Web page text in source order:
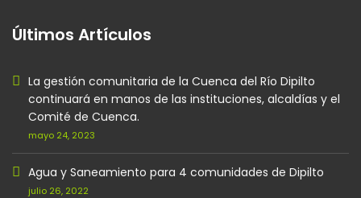
Últimos Artículos
La gestión comunitaria de la Cuenca del Río Dipilto
continuará en manos de las instituciones, alcaldías y el
Comité de Cuenca.
mayo 24, 2023
Agua y Saneamiento para 4 comunidades de Dipilto
julio 26, 2022